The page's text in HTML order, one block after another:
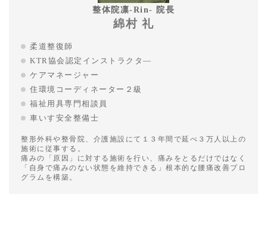
整体院凛-Rin- 院長
綿村 礼
柔道整復師
KTR協会認定インストラクタ―
ケアマネージャー
住環境コーディネーター２級
福祉用具専門相談員
車いす安全整備士
整形外科や整骨院、介護施設にて１３年間で延べ３万人以上の
施術に従事する。
痛みの「原因」に対する施術を行い、痛みをとるだけではなく
「自身で痛みのない状態を維持できる」根本的な腰痛改善プロ
グラムを構築。